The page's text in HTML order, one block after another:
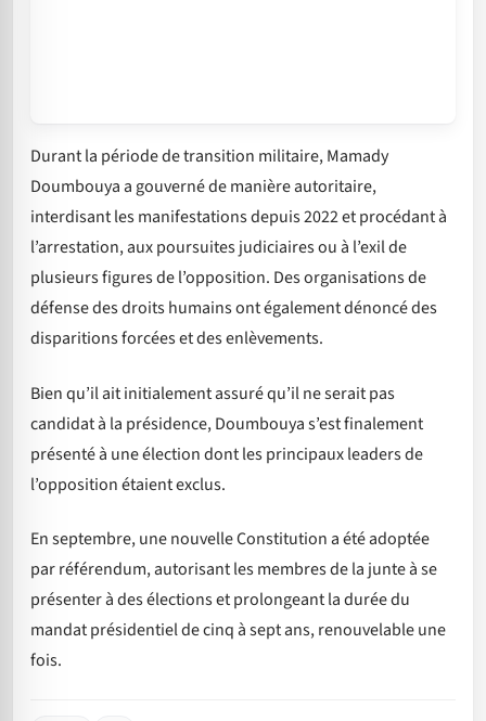
Durant la période de transition militaire, Mamady
Doumbouya a gouverné de manière autoritaire,
interdisant les manifestations depuis 2022 et procédant à
l’arrestation, aux poursuites judiciaires ou à l’exil de
plusieurs figures de l’opposition. Des organisations de
défense des droits humains ont également dénoncé des
disparitions forcées et des enlèvements.
Bien qu’il ait initialement assuré qu’il ne serait pas
candidat à la présidence, Doumbouya s’est finalement
présenté à une élection dont les principaux leaders de
l’opposition étaient exclus.
En septembre, une nouvelle Constitution a été adoptée
par référendum, autorisant les membres de la junte à se
présenter à des élections et prolongeant la durée du
mandat présidentiel de cinq à sept ans, renouvelable une
fois.